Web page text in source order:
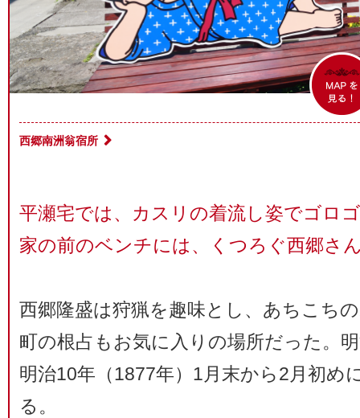
西郷南洲翁宿所
平瀬宅では、カスリの着流し姿でゴロ
家の前のベンチには、くつろぐ西郷さ
西郷隆盛は狩猟を趣味とし、あちこち
町の根占もお気に入りの場所だった。
明治10年（1877年）1月末から2月初め
る。